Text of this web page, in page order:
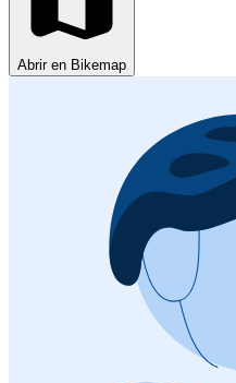
Abrir en Bikemap